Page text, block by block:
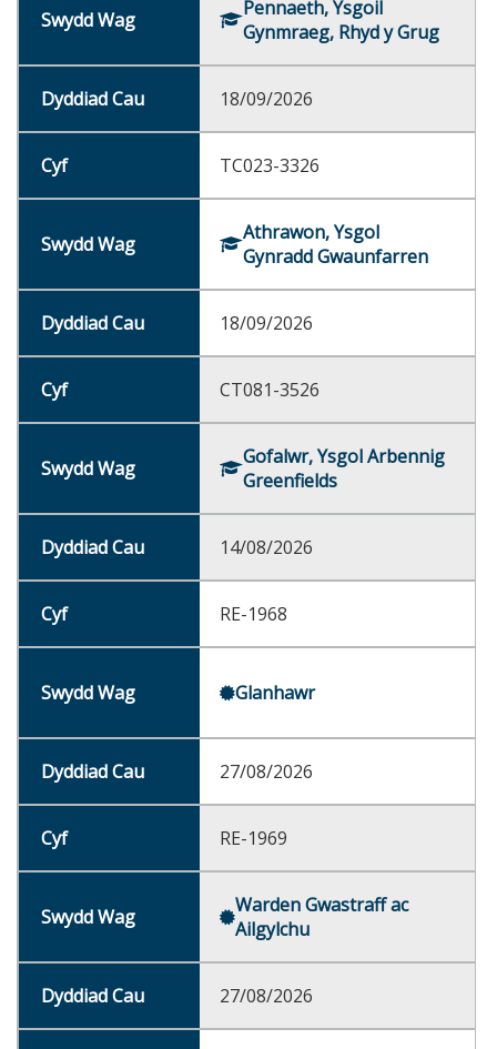
Pennaeth, Ysgoil
Gynmraeg, Rhyd y Grug
18/09/2026
TC023-3326
Athrawon, Ysgol
Gynradd Gwaunfarren
18/09/2026
CT081-3526
Gofalwr, Ysgol Arbennig
Greenfields
14/08/2026
RE-1968
Glanhawr
27/08/2026
RE-1969
Warden Gwastraff ac
Ailgylchu
27/08/2026